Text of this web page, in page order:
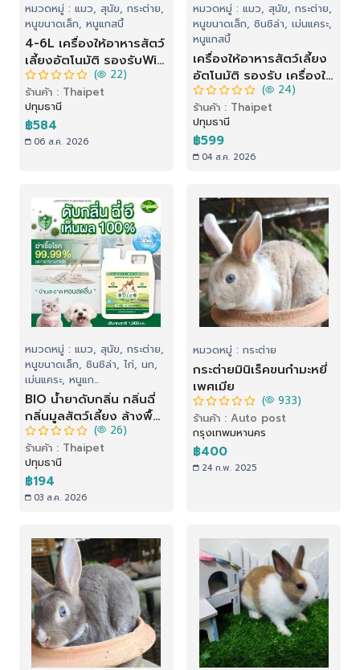
หมวดหมู่ : แมว, สุนัข, กระต่าย,
หนูขนาดเล็ก, หนูแกสบี้
4-6L เครื่องให้อาหารสัตว์
เลี้ยงอัตโนมัติ รองรับWiFi
& APP เครื่องให้อาหาร
เครื่องให้อาหารแมว
อัตโนมัติ สําหรับสัตว์เลี้ยง
( 22)
ร้านค้า : Thaipet
ปทุมธานี
฿584
06 ส.ค. 2026
หมวดหมู่ : แมว, สุนัข, กระต่าย,
หนูขนาดเล็ก, ชินชิล่า, เม่นแคระ,
หนูแกสบี้
เครื่องให้อาหารสัตว์เลี้ยง
อัตโนมัติ รองรับ เครื่องให้
อาหาร เครื่องให้อาหาร
แมวอัตโนมัติ สําหรับสัตว์
เลี้ยง
( 24)
ร้านค้า : Thaipet
ปทุมธานี
฿599
04 ส.ค. 2026
หมวดหมู่ : แมว, สุนัข, กระต่าย,
หนูขนาดเล็ก, ชินชิล่า, ไก่, นก,
เม่นแคระ, หนูแก...
BIO น้ำยาดับกลิ่น กลิ่นฉี่
กลิ่นมูลสัตว์เลี้ยง ล้างพื้น
กลิ่นฉี่ ทำความสะอาด
ปราศจากเชื้อโรค กลิ่น
โอโซนบริสุทธิ์ 1,000 ml
( 26)
ร้านค้า : Thaipet
ปทุมธานี
฿194
03 ส.ค. 2026
หมวดหมู่ : กระต่าย
กระต่ายมินิเร็คขนกำมะหยี่
เพศเมีย
( 933)
ร้านค้า : Auto post
กรุงเทพมหานคร
฿400
24 ก.พ. 2025